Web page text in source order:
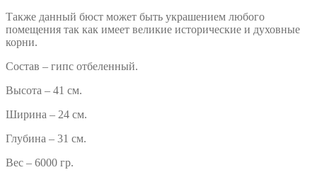
Также данный бюст может быть украшением любого
помещения так как имеет великие исторические и духовные
корни.
Состав – гипс отбеленный.
Высота – 41 см.
Ширина – 24 см.
Глубина – 31 см.
Вес – 6000 гр.